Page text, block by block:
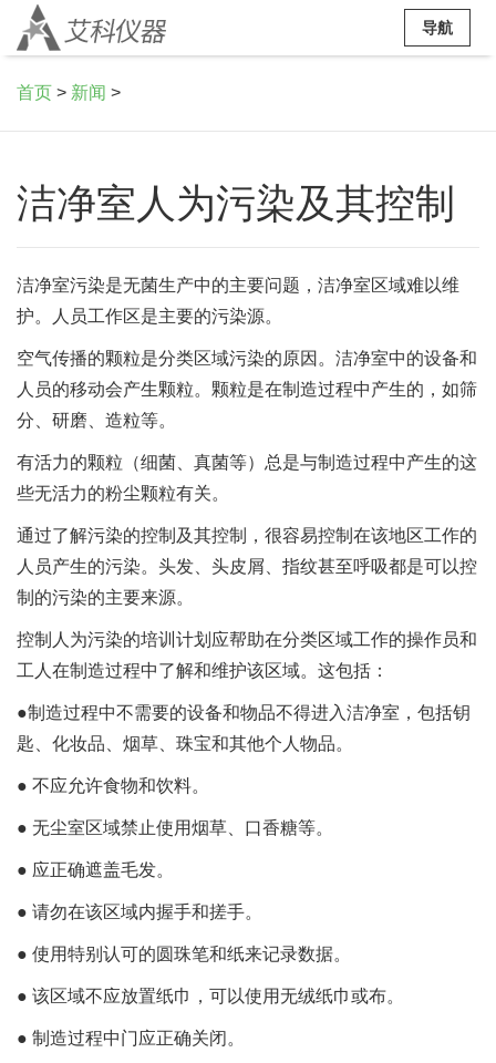
导航
首页 > 新闻 >
洁净室人为污染及其控制
洁净室污染是无菌生产中的主要问题，洁净室区域难以维
护。人员工作区是主要的污染源。
空气传播的颗粒是分类区域污染的原因。洁净室中的设备和
人员的移动会产生颗粒。颗粒是在制造过程中产生的，如筛
分、研磨、造粒等。
有活力的颗粒（细菌、真菌等）总是与制造过程中产生的这
些无活力的粉尘颗粒有关。
通过了解污染的控制及其控制，很容易控制在该地区工作的
人员产生的污染。头发、头皮屑、指纹甚至呼吸都是可以控
制的污染的主要来源。
控制人为污染的培训计划应帮助在分类区域工作的操作员和
工人在制造过程中了解和维护该区域。这包括：
●制造过程中不需要的设备和物品不得进入洁净室，包括钥
匙、化妆品、烟草、珠宝和其他个人物品。
● 不应允许食物和饮料。
● 无尘室区域禁止使用烟草、口香糖等。
● 应正确遮盖毛发。
● 请勿在该区域内握手和搓手。
● 使用特别认可的圆珠笔和纸来记录数据。
● 该区域不应放置纸巾，可以使用无绒纸巾或布。
● 制造过程中门应正确关闭。